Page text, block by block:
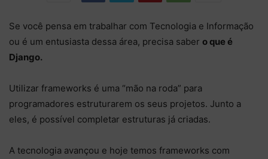
Se você pensa em trabalhar com Tecnologia e Informação
ou é um entusiasta dessa área, precisa saber o que é
Django.
Utilizar frameworks é uma “mão na roda” para
programadores estruturarem os seus projetos. Junto a
eles, é possível completar estruturas já criadas.
A tecnologia avançou e hoje temos frameworks com